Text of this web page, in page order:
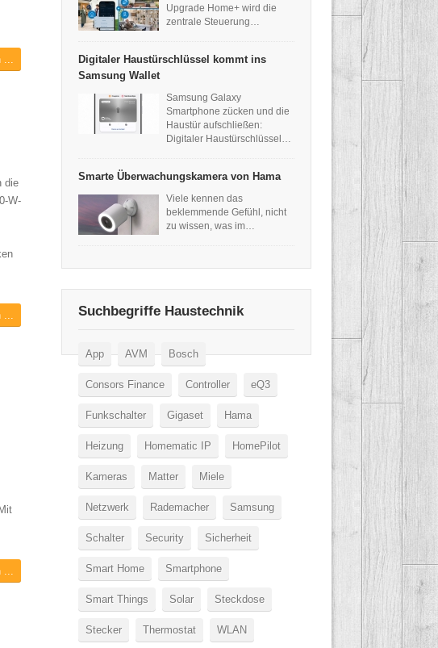
...
die
W-
...
...
Upgrade Home+ wird die
zentrale Steuerung…
Digitaler Haustürschlüssel kommt ins
Samsung Wallet
Samsung Galaxy
Smartphone zücken und die
Haustür aufschließen:
Digitaler Haustürschlüssel…
Smarte Überwachungskamera von Hama
Viele kennen das
beklemmende Gefühl, nicht
zu wissen, was im…
Suchbegriffe Haustechnik
App AVM Bosch
Consors Finance Controller eQ3
Funkschalter Gigaset Hama
Heizung Homematic IP HomePilot
Kameras Matter Miele
Netzwerk Rademacher Samsung
Schalter Security Sicherheit
Smart Home Smartphone
Smart Things Solar Steckdose
Stecker Thermostat WLAN